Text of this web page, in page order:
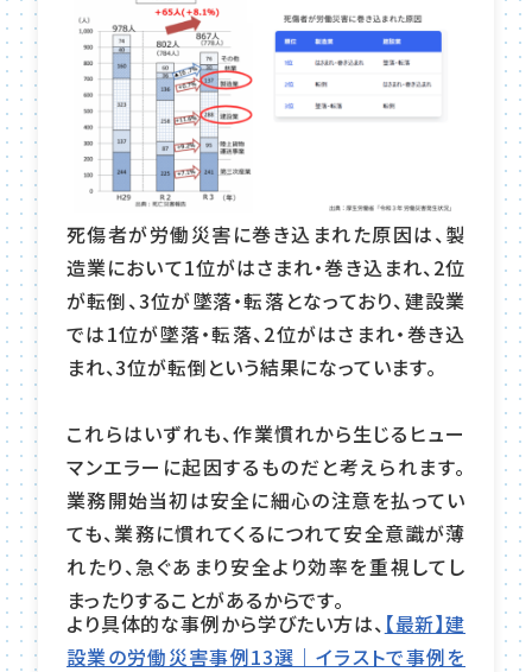
死傷者が労働災害に巻き込まれた原因は、製
造業において1位がはさまれ・巻き込まれ、2位
が転倒、3位が墜落・転落となっており、建設業
では1位が墜落・転落、2位がはさまれ・巻き込
まれ、3位が転倒という結果になっています。
これらはいずれも、作業慣れから生じるヒュー
マンエラーに起因するものだと考えられます。
業務開始当初は安全に細心の注意を払ってい
ても、業務に慣れてくるにつれて安全意識が薄
れたり、急ぐあまり安全より効率を重視してし
まったりすることがあるからです。
より具体的な事例から学びたい方は、 【最新】建
設業の労働災害事例13選｜イラストで事例を